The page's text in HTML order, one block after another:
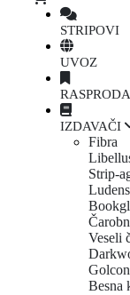
STRIPOVI
UVOZ
IZDAVAČI
Fibra
Strip-
Ludens
Veseli
Besna